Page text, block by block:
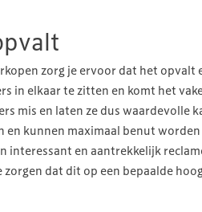
zorg je ervoor dat het opvalt
in elkaar te zitten en komt het
mis en laten ze dus waardevolle
en kunnen maximaal benut
interessant en aantrekkelijk
dat dit op een bepaalde